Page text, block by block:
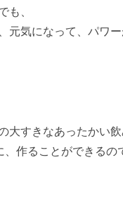
も、
元気になって、パワ
大すきなあったかい飲
、作ることができるの